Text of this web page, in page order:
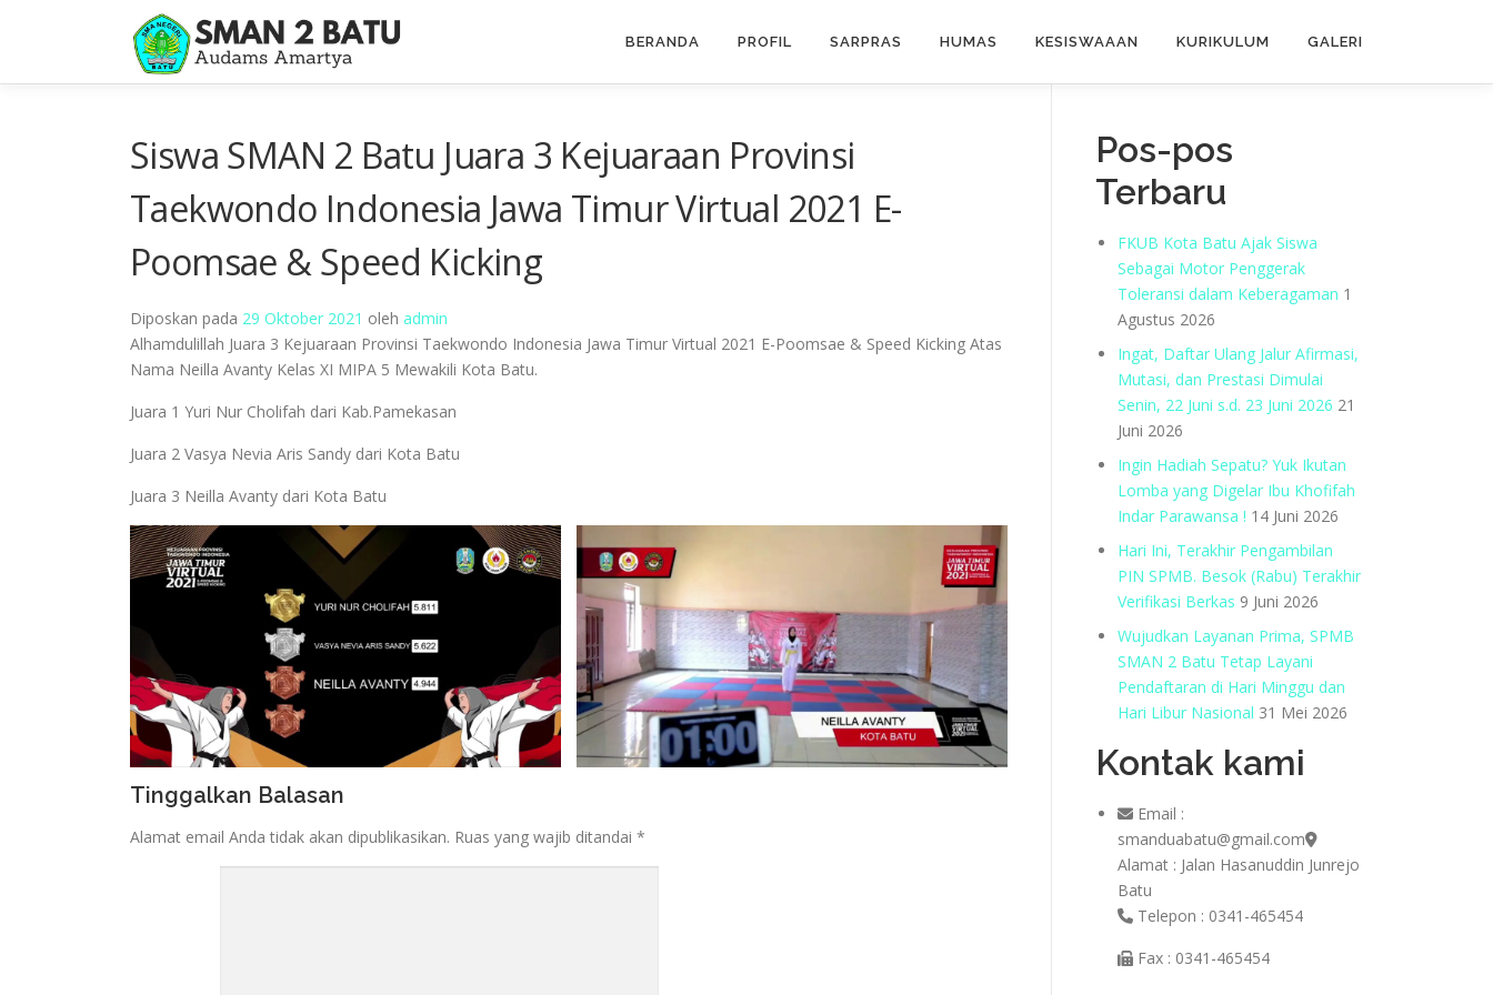
BERANDA PROFIL SARPRAS HUMAS KESISWAAAN KURIKULUM GALERI
Siswa SMAN 2 Batu Juara 3 Kejuaraan Provinsi
Taekwondo Indonesia Jawa Timur Virtual 2021 E-
Poomsae & Speed Kicking
Diposkan pada 29 Oktober 2021 oleh admin
Alhamdulillah Juara 3 Kejuaraan Provinsi Taekwondo Indonesia Jawa Timur Virtual 2021 E-Poomsae & Speed Kicking Atas
Nama Neilla Avanty Kelas XI MIPA 5 Mewakili Kota Batu.
Juara 1 Yuri Nur Cholifah dari Kab.Pamekasan
Juara 2 Vasya Nevia Aris Sandy dari Kota Batu
Juara 3 Neilla Avanty dari Kota Batu
Tinggalkan Balasan
Alamat email Anda tidak akan dipublikasikan. Ruas yang wajib ditandai *
Pos-pos
Terbaru
FKUB Kota Batu Ajak Siswa
Sebagai Motor Penggerak
Toleransi dalam Keberagaman 1
Agustus 2026
Ingat, Daftar Ulang Jalur Afirmasi,
Mutasi, dan Prestasi Dimulai
Senin, 22 Juni s.d. 23 Juni 2026 21
Juni 2026
Ingin Hadiah Sepatu? Yuk Ikutan
Lomba yang Digelar Ibu Khofifah
Indar Parawansa ! 14 Juni 2026
Hari Ini, Terakhir Pengambilan
PIN SPMB. Besok (Rabu) Terakhir
Verifikasi Berkas 9 Juni 2026
Wujudkan Layanan Prima, SPMB
SMAN 2 Batu Tetap Layani
Pendaftaran di Hari Minggu dan
Hari Libur Nasional 31 Mei 2026
Kontak kami
Email :
smanduabatu@gmail.com
Alamat : Jalan Hasanuddin Junrejo
Batu
Telepon : 0341-465454
Fax : 0341-465454